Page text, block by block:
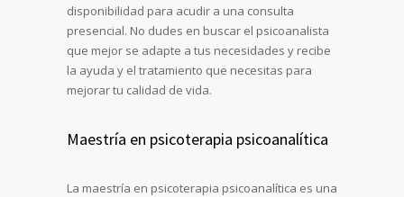
disponibilidad para acudir a una consulta
presencial. No dudes en buscar el psicoanalista
que mejor se adapte a tus necesidades y recibe
la ayuda y el tratamiento que necesitas para
mejorar tu calidad de vida.
Maestría en psicoterapia psicoanalítica
La maestría en psicoterapia psicoanalítica es una